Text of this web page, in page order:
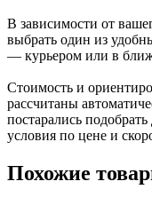
В зависимости от
выбрать один из
— курьером или в
Стоимость и
рассчитаны
постарались
условия по цене и
Похожие